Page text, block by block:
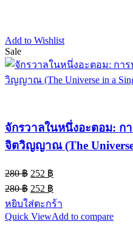
Add to Wishlist
Sale
จักรวาลในหนึ่งอะตอม: ก
จิตวิญญาณ (The
280฿ Original
price
was:
280 ฿.
252 ฿
price
is:
252 ฿.
280฿ Original
price
was:
280 ฿.
252 ฿
price
is:
252 ฿.
หยิบใส่ตะกร้า
Quick ViewAdd to compare